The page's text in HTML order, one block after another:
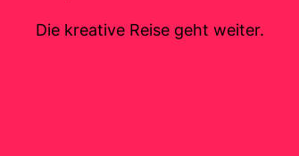
Die kreative Reise geht weiter.